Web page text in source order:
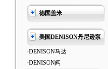
德国盖米
美国DENISON丹尼逊泵
·DENISON马达
·DENISON阀